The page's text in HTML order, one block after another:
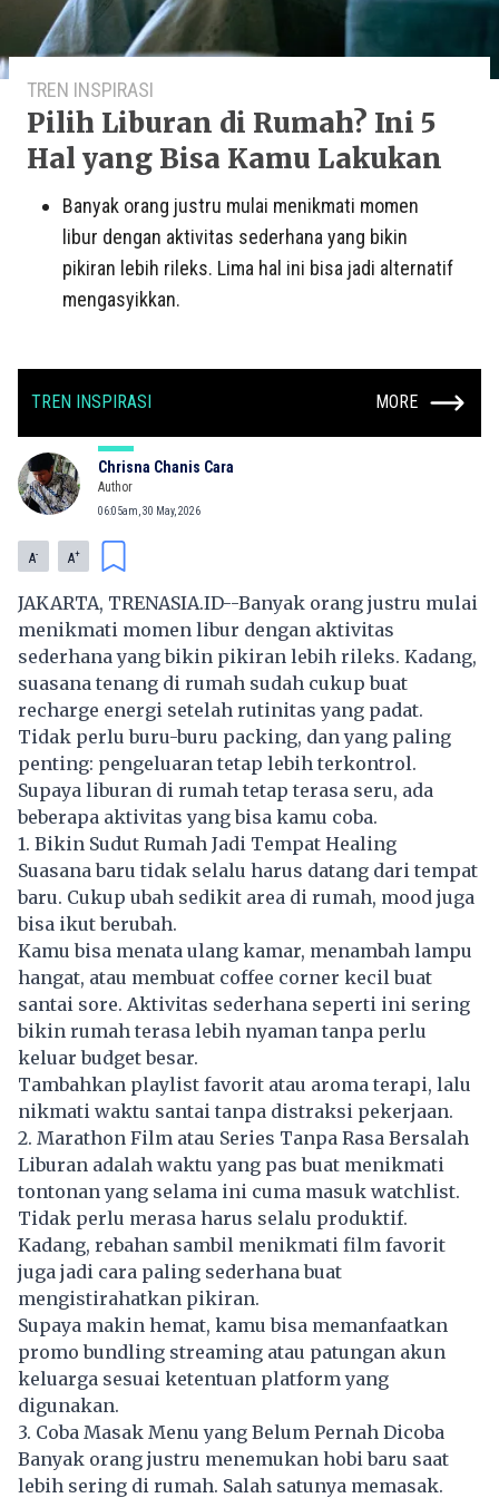
TREN INSPIRASI
Pilih Liburan di Rumah? Ini 5
Hal yang Bisa Kamu Lakukan
Banyak orang justru mulai menikmati momen
libur dengan aktivitas sederhana yang bikin
pikiran lebih rileks. Lima hal ini bisa jadi alternatif
mengasyikkan.
TREN INSPIRASI MORE
Chrisna Chanis Cara
Author
06:05am, 30 May, 2026
A- A+
JAKARTA, TRENASIA.ID--Banyak orang justru mulai
menikmati momen libur dengan aktivitas
sederhana yang bikin pikiran lebih rileks. Kadang,
suasana tenang di rumah sudah cukup buat
recharge energi setelah rutinitas yang padat.
Tidak perlu buru-buru packing, dan yang paling
penting: pengeluaran tetap lebih terkontrol.
Supaya liburan di rumah tetap terasa seru, ada
beberapa aktivitas yang bisa kamu coba.
1. Bikin Sudut Rumah Jadi Tempat Healing
Suasana baru tidak selalu harus datang dari tempat
baru. Cukup ubah sedikit area di rumah, mood juga
bisa ikut berubah.
Kamu bisa menata ulang kamar, menambah lampu
hangat, atau membuat coffee corner kecil buat
santai sore. Aktivitas sederhana seperti ini sering
bikin rumah terasa lebih nyaman tanpa perlu
keluar budget besar.
Tambahkan playlist favorit atau aroma terapi, lalu
nikmati waktu santai tanpa distraksi pekerjaan.
2. Marathon Film atau Series Tanpa Rasa Bersalah
Liburan adalah waktu yang pas buat menikmati
tontonan yang selama ini cuma masuk watchlist.
Tidak perlu merasa harus selalu produktif.
Kadang, rebahan sambil menikmati film favorit
juga jadi cara paling sederhana buat
mengistirahatkan pikiran.
Supaya makin hemat, kamu bisa memanfaatkan
promo bundling streaming atau patungan akun
keluarga sesuai ketentuan platform yang
digunakan.
3. Coba Masak Menu yang Belum Pernah Dicoba
Banyak orang justru menemukan hobi baru saat
lebih sering di rumah. Salah satunya memasak.